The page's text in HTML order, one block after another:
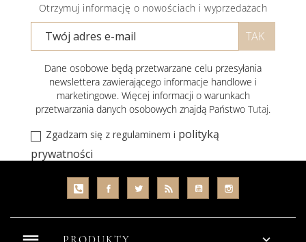
Otrzymuj informację o nowościach i wyprzedażach
Dane osobowe będą przetwarzane celu przesyłania
newslettera zawierającego informacje handlowe i
marketingowe. Więcej informacji o warunkach
przetwarzania danych osobowych znajdą Państwo Tutaj.
Zgadzam się z regulaminem i polityką
prywatności